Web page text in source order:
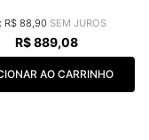
R$ 88 90
R$ 889,08
AO CARRINHO